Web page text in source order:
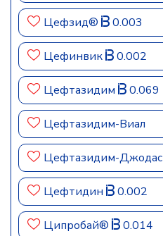
Цефзид® 0.003
Цефинвик 0.002
Цефтазидим 0.069
Цефтазидим-Виал
Цефтазидим-Джодас
Цефтидин 0.002
Ципробай® 0.014